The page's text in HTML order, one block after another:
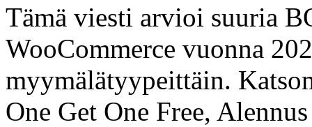
Tämä viesti arvioi suuria
WooCommerce vuonna
myymälätyypeittäin.
One Get One Free,